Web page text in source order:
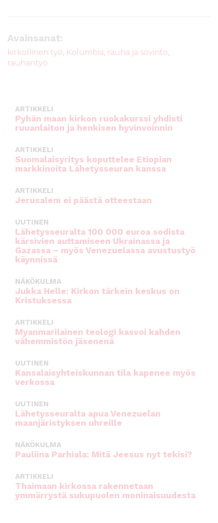
e
b
o
te
r
A
Avainsanat:
kirkollinen työ, Kolumbia, rauha ja sovinto,
rauhantyö
ARTIKKELI
Pyhän maan kirkon ruokakurssi yhdisti
ruuanlaiton ja henkisen hyvinvoinnin
ARTIKKELI
Suomalaisyritys koputtelee Etiopian
markkinoita Lähetysseuran kanssa
ARTIKKELI
Jerusalem ei päästä otteestaan
UUTINEN
Lähetysseuralta 100 000 euroa sodista
kärsivien auttamiseen Ukrainassa ja
Gazassa – myös Venezuelassa avustustyö
käynnissä
NÄKÖKULMA
Jukka Helle: Kirkon tärkein keskus on
Kristuksessa
ARTIKKELI
Myanmarilainen teologi kasvoi kahden
vähemmistön jäsenenä
UUTINEN
Kansalaisyhteiskunnan tila kapenee myös
verkossa
UUTINEN
Lähetysseuralta apua Venezuelan
maanjäristyksen uhreille
NÄKÖKULMA
Pauliina Parhiala: Mitä Jeesus nyt tekisi?
ARTIKKELI
Thaimaan kirkossa rakennetaan
ymmärrystä sukupuolen moninaisuudesta